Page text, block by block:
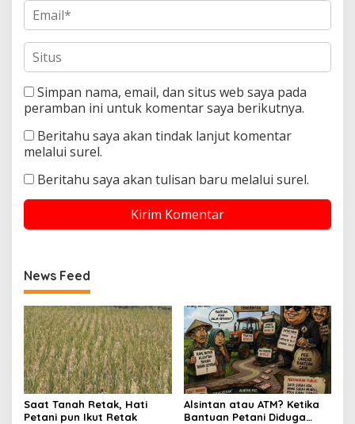
Simpan nama, email, dan situs web saya pada
peramban ini untuk komentar saya berikutnya.
Beritahu saya akan tindak lanjut komentar
melalui surel.
Beritahu saya akan tulisan baru melalui surel.
News Feed
Saat Tanah Retak, Hati
Petani pun Ikut Retak
Alsintan atau ATM? Ketika
Bantuan Petani Diduga